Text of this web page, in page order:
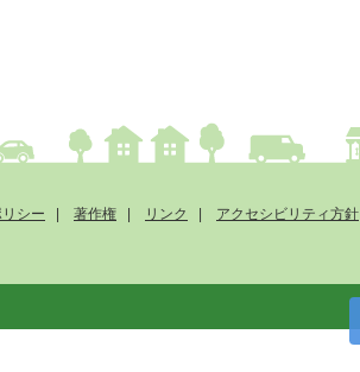
シー 著作権 リンク アクセシビリティ方針